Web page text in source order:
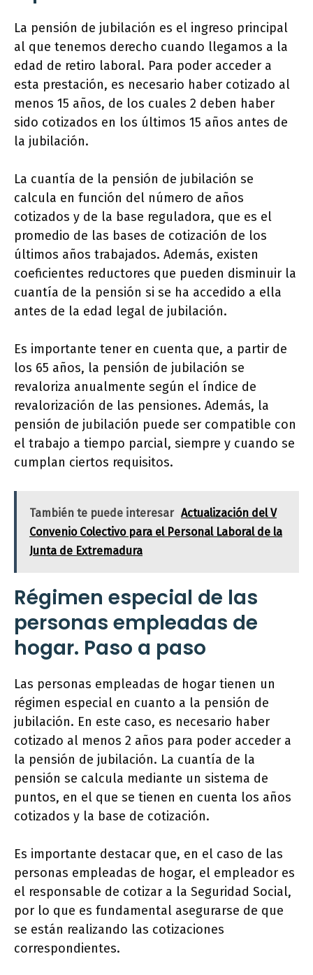
La pensión de jubilación es el ingreso principal
al que tenemos derecho cuando llegamos a la
edad de retiro laboral. Para poder acceder a
esta prestación, es necesario haber cotizado al
menos 15 años, de los cuales 2 deben haber
sido cotizados en los últimos 15 años antes de
la jubilación.
La cuantía de la pensión de jubilación se
calcula en función del número de años
cotizados y de la base reguladora, que es el
promedio de las bases de cotización de los
últimos años trabajados. Además, existen
coeficientes reductores que pueden disminuir la
cuantía de la pensión si se ha accedido a ella
antes de la edad legal de jubilación.
Es importante tener en cuenta que, a partir de
los 65 años, la pensión de jubilación se
revaloriza anualmente según el índice de
revalorización de las pensiones. Además, la
pensión de jubilación puede ser compatible con
el trabajo a tiempo parcial, siempre y cuando se
cumplan ciertos requisitos.
También te puede interesar Actualización del V
Convenio Colectivo para el Personal Laboral de la
Junta de Extremadura
Régimen especial de las
personas empleadas de
hogar. Paso a paso
Las personas empleadas de hogar tienen un
régimen especial en cuanto a la pensión de
jubilación. En este caso, es necesario haber
cotizado al menos 2 años para poder acceder a
la pensión de jubilación. La cuantía de la
pensión se calcula mediante un sistema de
puntos, en el que se tienen en cuenta los años
cotizados y la base de cotización.
Es importante destacar que, en el caso de las
personas empleadas de hogar, el empleador es
el responsable de cotizar a la Seguridad Social,
por lo que es fundamental asegurarse de que
se están realizando las cotizaciones
correspondientes.